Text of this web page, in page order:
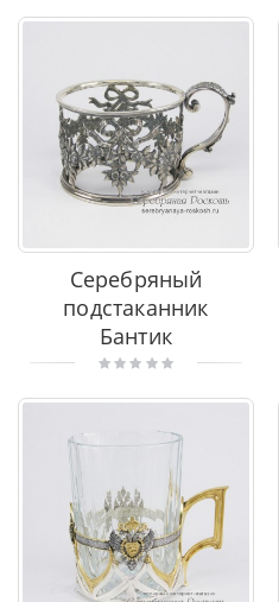
Серебряный
подстаканник
Бантик